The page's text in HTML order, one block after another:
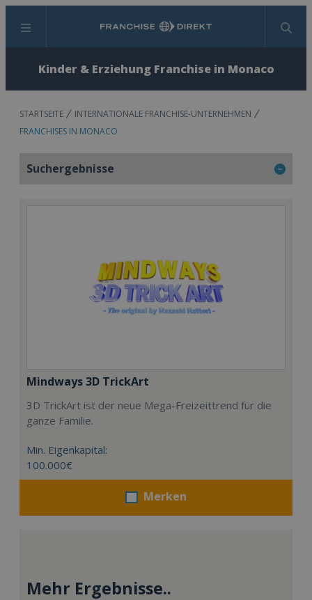
Menü Suchen
Kinder & Erziehung Franchise in Monaco
STARTSEITE
INTERNATIONALE FRANCHISE-UNTERNEHMEN
FRANCHISES IN MONACO
Suchergebnisse
Mindways 3D TrickArt
3D TrickArt ist der neue Mega-Freizeittrend für die
ganze Familie.
Min. Eigenkapital:
100.000€
Merken
Mehr Ergebnisse..